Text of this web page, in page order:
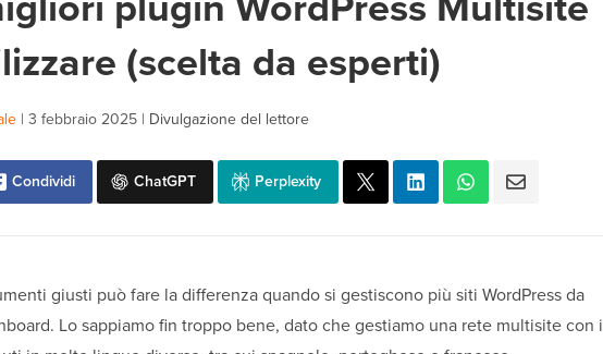
(scelta da esperti)
| 3 febbraio 2025 | Divulgazione del lettore
Condividi ChatGPT Perplexity
giusti può fare la differenza quando si gestiscono più siti WordPress da
Lo sappiamo fin troppo bene, dato che gestiamo una rete multisite con i